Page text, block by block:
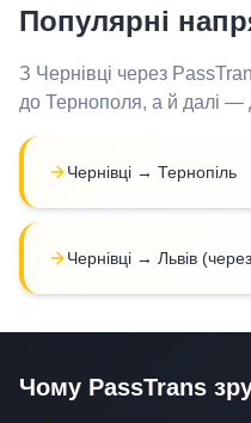
Популярні
З Чернівці через
до Тернополя, а й далі —
Чернівці → Тернопіль
Чернівці → Львів
Чому PassTrans